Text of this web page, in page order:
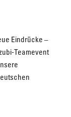
Eindrücke –
Teamevent